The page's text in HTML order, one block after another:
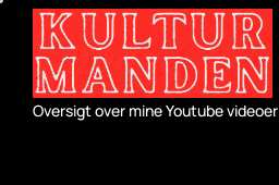
Skip
content
Oversigt over mine Youtube videoer